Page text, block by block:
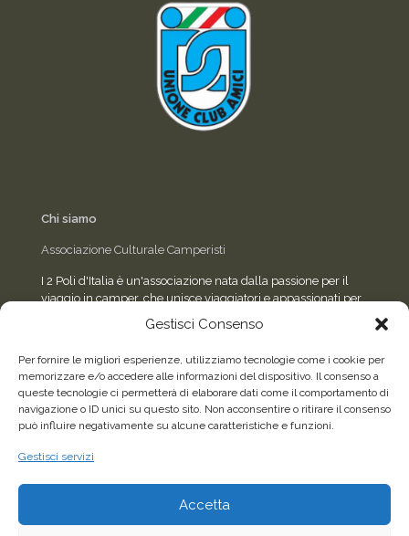
Gestisci Consenso
Per fornire le migliori esperienze, utilizziamo tecnologie come i cookie per
memorizzare e/o accedere alle informazioni del dispositivo. Il consenso a
queste tecnologie ci permetterà di elaborare dati come il comportamento di
navigazione o ID unici su questo sito. Non acconsentire o ritirare il consenso
può influire negativamente su alcune caratteristiche e funzioni.
Gestisci servizi
Accetta
Chi siamo
Associazione Culturale Camperisti
I 2 Poli d'Italia è un'associazione nata dalla passione per il
viaggio in camper, che unisce viaggiatori e appassionati per
Seguici sui social
Facebook
WhatsApp
2026©Tutti i diritti riservati - Associazione Culturale